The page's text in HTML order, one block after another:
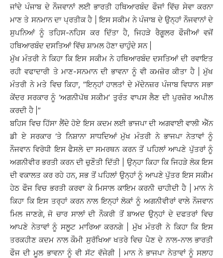
ਜਾਂਦੇ ਪੰਜਾਬ ਦੇ ਨੌਜਵਾਨਾਂ ਲਈ ਭਾਰਤੀ ਹਥਿਆਰਬੰਦ ਫੌਜਾਂ ਵਿੱਚ ਸੇਵਾ ਕਰਨਾ
ਮਾਣ ਤੇ ਸਨਮਾਨ ਦਾ ਪ੍ਰਤੀਕ ਹੈ | ਇਸ ਸਕੀਮ ਨੇ ਪੰਜਾਬ ਦੇ ਉਨ੍ਹਾਂ ਨੌਜਵਾਨਾਂ ਦੇ
ਸੁਪਨਿਆਂ ਨੂੰ ਤਹਿਸ-ਨਹਿਸ ਕਰ ਦਿੱਤਾ ਹੈ, ਜਿਹੜੇ ਰੈਗੂਲਰ ਫੌਜੀਆਂ ਵਜੋਂ
ਹਥਿਆਰਬੰਦ ਦਸਤਿਆਂ ਵਿੱਚ ਸ਼ਾਮਲ ਹੋਣਾ ਚਾਹੁੰਦੇ ਸਨ |
ਮੁੱਖ ਮੰਤਰੀ ਨੇ ਕਿਹਾ ਕਿ ਇਸ ਸਕੀਮ ਨੇ ਹਥਿਆਰਬੰਦ ਦਸਤਿਆਂ ਦੀ ਰਵਾਇਤ
ਰਹੀ ਵਫਾਦਾਰੀ ਤੇ ਮਾਣ-ਸਨਮਾਨ ਦੀ ਭਾਵਨਾ ਨੂੰ ਵੀ ਕਮਜ਼ੋਰ ਕੀਤਾ ਹੈ | ਮੁੱਖ
ਮੰਤਰੀ ਨੇ ਮਤੇ ਵਿਚ ਕਿਹਾ, ”ਇਨ੍ਹਾਂ ਹਾਲਤਾਂ ਦੇ ਮੱਦੇਨਜ਼ਰ ਪੰਜਾਬ ਵਿਧਾਨ ਸਭਾ
ਕੇਂਦਰ ਸਰਕਾਰ ਨੂੰ ‘ਅਗਨੀਪੱਥ ਸਕੀਮ’ ਤੁਰੰਤ ਵਾਪਸ ਲੈਣ ਦੀ ਪੁਰਜ਼ੋਰ ਅਪੀਲ
ਕਰਦੀ ਹੈ |”
ਬਹਿਸ ਵਿਚ ਹਿੱਸਾ ਲੈਂਦੇ ਹੋਏ ਇਸ ਕਦਮ ਲਈ ਭਾਜਪਾ ਦੀ ਅਗਵਾਈ ਵਾਲੀ ਐੱਨ
ਡੀ ਏ ਸਰਕਾਰ ‘ਤੇ ਨਿਸ਼ਾਨਾ ਸਾਧਦਿਆਂ ਮੁੱਖ ਮੰਤਰੀ ਨੇ ਭਾਜਪਾ ਨੇਤਾਵਾਂ ਨੂੰ
ਨੌਜਵਾਨ ਵਿਰੋਧੀ ਇਸ ਫੈਸਲੇ ਦਾ ਸਮਰਥਨ ਕਰਨ ਤੋਂ ਪਹਿਲਾਂ ਆਪਣੇ ਪੁੱਤਰਾਂ ਨੂੰ
ਅਗਨੀਵੀਰ ਭਰਤੀ ਕਰਨ ਦੀ ਚੁਣੌਤੀ ਦਿੱਤੀ | ਉਨ੍ਹਾ ਕਿਹਾ ਕਿ ਜਿਹੜੇ ਲੋਕ ਇਸ
ਦੀ ਵਕਾਲਤ ਕਰ ਰਹੇ ਹਨ, ਸਭ ਤੋਂ ਪਹਿਲਾਂ ਉਨ੍ਹਾਂ ਨੂੰ ਆਪਣੇ ਪੁੱਤਰ ਇਸ ਸਕੀਮ
ਹੇਠ ਫੌਜ ਵਿਚ ਭਰਤੀ ਕਰਵਾ ਕੇ ਮਿਸਾਲ ਕਾਇਮ ਕਰਨੀ ਚਾਹੀਦੀ ਹੈ | ਮਾਨ ਨੇ
ਕਿਹਾ ਕਿ ਇਸ ਤਰ੍ਹਾਂ ਕਰਨ ਨਾਲ ਇਨ੍ਹਾਂ ਲੋਕਾਂ ਨੂੰ ਅਗਨੀਵੀਰਾਂ ਵਾਲੇ ਨੌਜਵਾਨ
ਮਿਲ ਜਾਣਗੇ, ਜੋ ਚਾਰ ਸਾਲਾਂ ਦੀ ਨੌਕਰੀ ਤੋਂ ਬਾਅਦ ਉਨ੍ਹਾਂ ਦੇ ਦਫਤਰਾਂ ਵਿਚ
ਆਪਣੇ ਨੇਤਾਵਾਂ ਨੂੰ ਸਲੂਟ ਮਾਰਿਆ ਕਰਨਗੇ | ਮੁੱਖ ਮੰਤਰੀ ਨੇ ਕਿਹਾ ਕਿ ਇਸ
ਤਰਕਹੀਣ ਕਦਮ ਨਾਲ ਕੌਮੀ ਸੁਰੱਖਿਆ ਖਤਰੇ ਵਿਚ ਪੈਣ ਦੇ ਨਾਲ-ਨਾਲ ਭਾਰਤੀ
ਫੌਜ ਦੀ ਮੂਲ ਭਾਵਨਾ ਨੂੰ ਵੀ ਸੱਟ ਵੱਜੇਗੀ | ਮਾਨ ਨੇ ਭਾਜਪਾ ਨੇਤਾਵਾਂ ਨੂੰ ਸਲਾਹ